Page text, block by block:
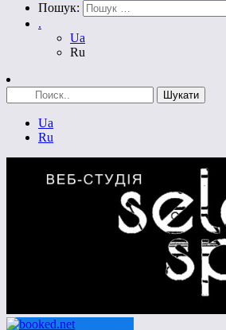
Пошук:
.
Ua
Ru
Ua
Ru